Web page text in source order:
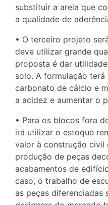
substituir a areia que
a qualidade de
• O terceiro projeto
deve utilizar grande
proposta é dar
solo. A formulação
carbonato de cálcio e
a acidez e aumentar o
• Para os blocos fora
irá utilizar o estoque
valor à construção civil
produção de peças
acabamentos de
caso, o trabalho de
as peças diferenciadas